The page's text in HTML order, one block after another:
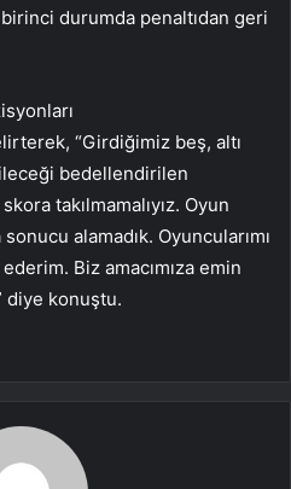
durumda penaltıdan geri
“Girdiğimiz beş, altı
bedellendirilen
takılmamalıyız. Oyun
alamadık. Oyuncularımı
Biz amacımıza emin
diye konuştu.